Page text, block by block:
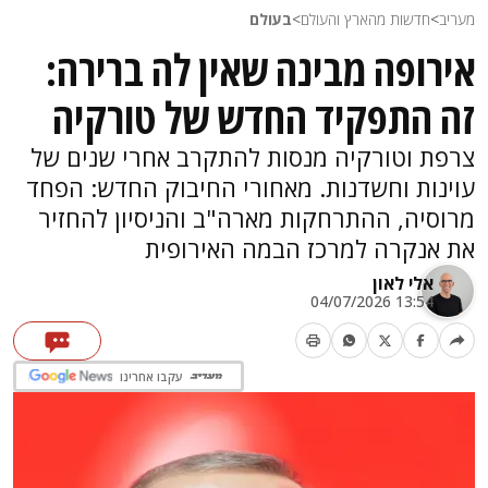
מעריב>חדשות מהארץ והעולם>בעולם
אירופה מבינה שאין לה ברירה:
זה התפקיד החדש של טורקיה
צרפת וטורקיה מנסות להתקרב אחרי שנים של
עוינות וחשדנות. מאחורי החיבוק החדש: הפחד
מרוסיה, ההתרחקות מארה"ב והניסיון להחזיר
את אנקרה למרכז הבמה האירופית
אלי לאון
13:54 04/07/2026
עקבו אחרינו